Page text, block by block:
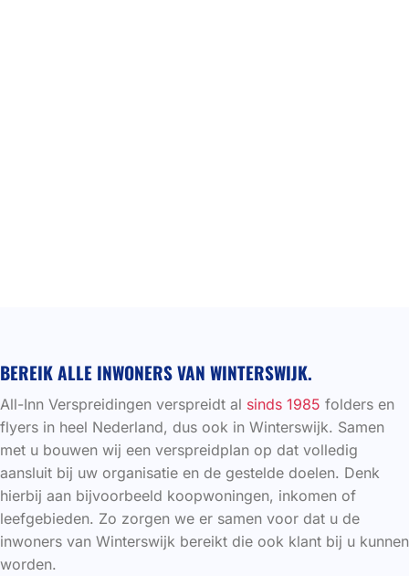
BEREIK ALLE INWONERS VAN WINTERSWIJK.
All-Inn Verspreidingen verspreidt al sinds 1985 folders en
flyers in heel Nederland, dus ook in Winterswijk. Samen
met u bouwen wij een verspreidplan op dat volledig
aansluit bij uw organisatie en de gestelde doelen. Denk
hierbij aan bijvoorbeeld koopwoningen, inkomen of
leefgebieden. Zo zorgen we er samen voor dat u de
inwoners van Winterswijk bereikt die ook klant bij u kunnen
worden.